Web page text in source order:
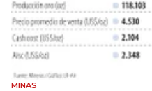
MINAS